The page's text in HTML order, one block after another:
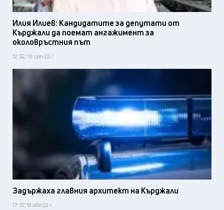
Илия Илиев: Кандидатите за депутати от
Кърджали да поемат ангажимент за
околовръстния път
12:52, 10 сеп 22 /
Задържаха главния архитект на Кърджали
17:37, 19 авг 22 /